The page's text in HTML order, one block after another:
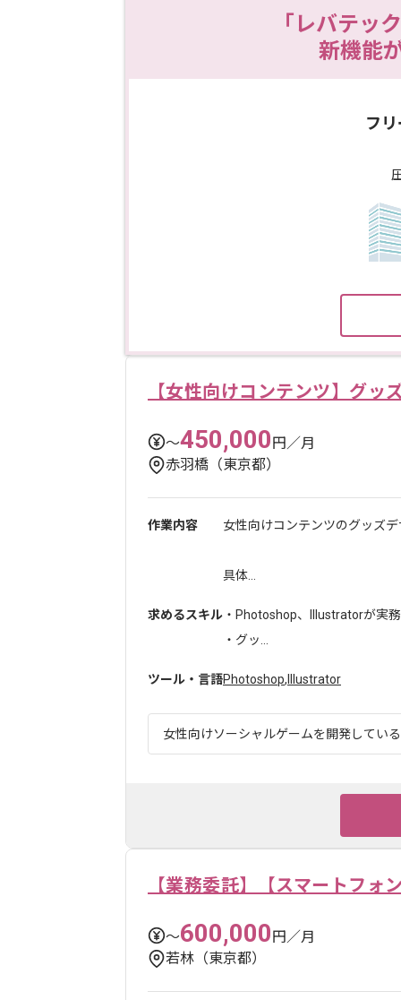
「レバテッ
新機能
フ
【女性向けコンテンツ】グッ
〜450,000円／月
赤羽橋（東京都）
作業内容 女性向けコンテンツのグッズ
具体...
求めるスキル ・Photoshop、Illustratorが実
・グッ...
ツール・言語Photoshop, Illustrator
女性向けソーシャルゲームを開発してい
【業務委託】【スマートフォ
〜600,000円／月
若林（東京都）